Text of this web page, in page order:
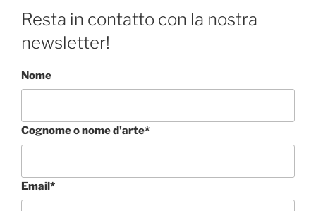
Resta in contatto con la nostra
newsletter!
Nome
Cognome o nome d'arte*
Email*